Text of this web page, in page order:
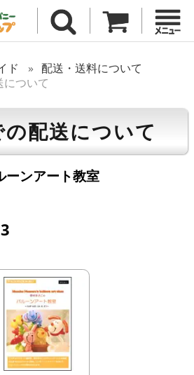
ド
配送・送料について
について
配送について
ーンアート教室